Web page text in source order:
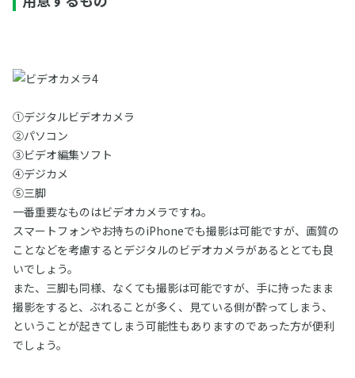
①デジタルビデオカメラ
②パソコン
③ビデオ編集ソフト
④デジカメ
⑤三脚
一番重要なものはビデオカメラですね。
スマートフォンやお持ちのiPhoneでも撮影は可能ですが、画質の
ことなどを考慮するとデジタルのビデオカメラがあるととても良
いでしょう。
また、三脚も同様、なくても撮影は可能ですが、手に持ったまま
撮影をすると、ぶれることが多く、見ている側が酔ってしまう、
ということが起きてしまう可能性もありますのであった方が便利
でしょう。